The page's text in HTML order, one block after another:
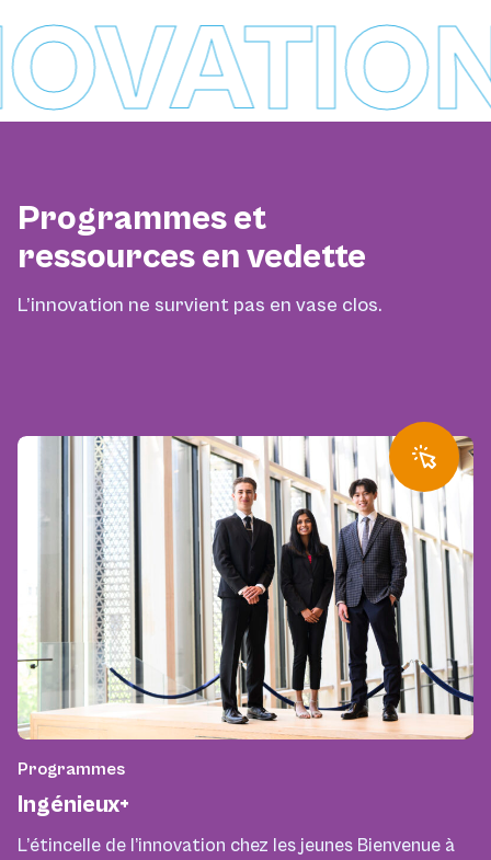
Programmes et
ressources en vedette
L’innovation ne survient pas en vase clos.
Programmes
Ingénieux+
L’étincelle de l’innovation chez les jeunes Bienvenue à